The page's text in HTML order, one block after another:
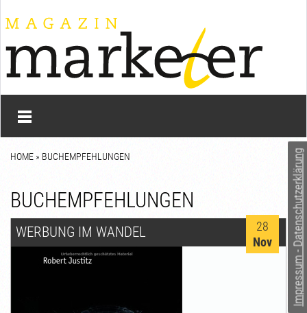
Impressum - Datenschutzerklärung
HOME » BUCHEMPFEHLUNGEN
BUCHEMPFEHLUNGEN
WERBUNG IM WANDEL
28
Nov